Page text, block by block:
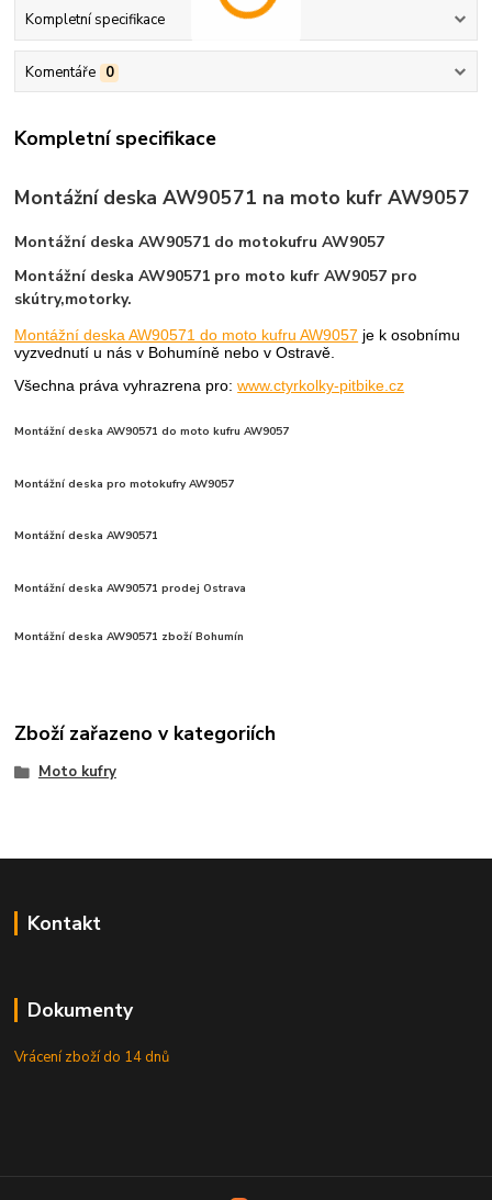
Kompletní specifikace
Komentáře 0
Kompletní specifikace
Montážní deska AW90571 na moto kufr AW9057
Montážní deska AW90571 do motokufru AW9057
Montážní deska AW90571 pro moto kufr AW9057 pro
skútry,motorky.
Montážní deska AW90571 do moto kufru AW9057 je k osobnímu
vyzvednutí u nás v Bohumíně nebo v Ostravě.
Všechna práva vyhrazrena pro:www.ctyrkolky-pitbike.cz
Montážní deska AW90571 do moto kufru AW9057
Montážní deska pro motokufry AW9057
Montážní deska AW90571
Montážní deska AW90571 prodej Ostrava
Montážní deska AW90571 zboží Bohumín
Zboží zařazeno v kategoriích
Moto kufry
Kontakt
Dokumenty
Vrácení zboží do 14 dnů